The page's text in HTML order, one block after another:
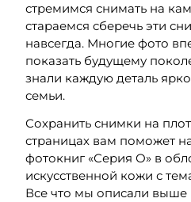
стремимся снимать на
стараемся сберечь эти
навсегда. Многие фото
показать будущему
знали каждую деталь
семьи.
Сохранить снимки на
страницах вам поможет
фотокниг «Серия О» в
искусственной кожи с
Все что мы описали выше